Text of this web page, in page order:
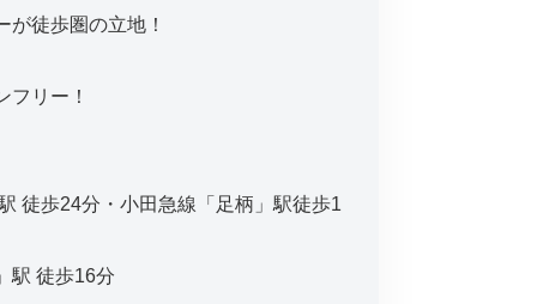
徒歩圏の立地！
リー！
徒歩24分・小田急線「足柄」駅徒歩1
駅 徒歩16分